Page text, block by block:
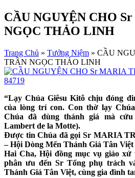
CẦU NGUYỆN CHO
NGỌC THẢO LINH
Trang Chủ » Tưởng Niệm » CẦU
TRẦN NGỌC THẢO LINH
84719
“Lạy Chúa Giêsu Kitô chịu đóng
của lòng trí con. Con thờ lạy
Chúa đã dùng thánh giá mà
Lambert de la Motte).
Được tin Chúa đã gọi Sr MARIA
– Hội Dòng Mến Thánh Giá Tân
Hai Cha, Hội đồng mục vụ giáo
phân ưu đến Sr Tổng phụ trách
Thánh Giá Tân Việt, cùng gia đình